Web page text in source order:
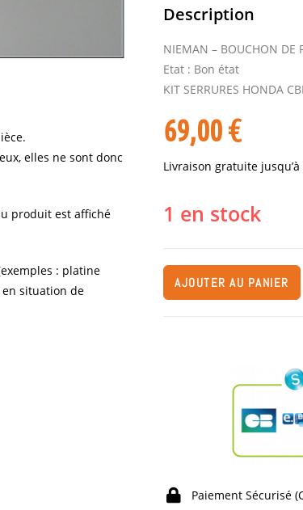
elles ne sont donc
produit est affiché
: platine
situation de
Description
NIEMAN – BOUCHON DE
Etat : Bon état
KIT SERRURES HONDA
69,00€
Livraison gratuite
1 en stock
AJOUTER AU PANIER
Paiement Sécurisé